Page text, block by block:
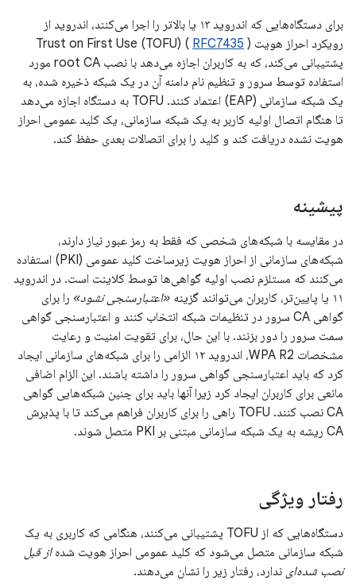
برای دستگاه‌هایی که اندروید ۱۳ یا بالاتر را اجرا می‌کنند، اندروید از
رویکرد احراز هویت Trust on First Use (TOFU) (
RFC7435 )
پشتیبانی می‌کند، که به کاربران اجازه می‌دهد با نصب root CA مورد
استفاده توسط سرور و تنظیم نام دامنه آن در یک شبکه ذخیره شده، به
یک شبکه سازمانی (EAP) اعتماد کنند. TOFU به دستگاه اجازه می‌دهد
تا هنگام اتصال اولیه کاربر به یک شبکه سازمانی، یک کلید عمومی احراز
هویت نشده دریافت کند و کلید را برای اتصالات بعدی حفظ کند.
پیشینه
در مقایسه با شبکه‌های شخصی که فقط به رمز عبور نیاز دارند،
شبکه‌های سازمانی از احراز هویت زیرساخت کلید عمومی (PKI) استفاده
می‌کنند که مستلزم نصب اولیه گواهی‌ها توسط کلاینت است. در اندروید
۱۱ یا پایین‌تر، کاربران می‌توانند گزینه
«اعتبارسنجی نشود» را برای
گواهی CA سرور در تنظیمات شبکه انتخاب کنند و اعتبارسنجی گواهی
سمت سرور را دور بزنند. با این حال، برای تقویت امنیت و رعایت
مشخصات WPA R2، اندروید ۱۲ الزامی را برای شبکه‌های سازمانی ایجاد
کرد که باید اعتبارسنجی گواهی سرور را داشته باشند. این الزام اضافی
مانعی برای کاربران ایجاد کرد زیرا آنها باید برای چنین شبکه‌هایی گواهی
CA نصب کنند. TOFU راهی را برای کاربران فراهم می‌کند تا با پذیرش
CA ریشه به یک شبکه سازمانی مبتنی بر PKI متصل شوند.
رفتار ویژگی
دستگاه‌هایی که از TOFU پشتیبانی می‌کنند، هنگامی که کاربری به یک
شبکه سازمانی متصل می‌شود که کلید عمومی احراز هویت شدهاز قبل
نصب شده‌ای ندارد، رفتار زیر را نشان می‌دهند.